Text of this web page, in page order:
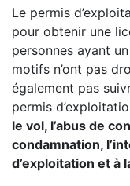
Le permis
pour obtenir une
personnes ayant
motifs n’ont pas
également pas
permis
le vol, l’abus de
condamnation,
d’exploitation et à